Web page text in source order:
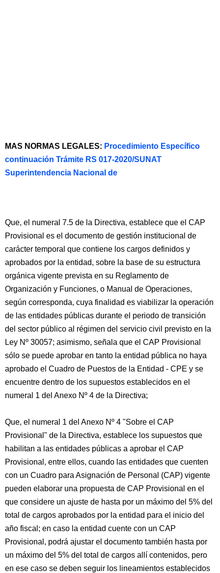
MAS NORMAS LEGALES: Procedimiento Específico
continuación Trámite RS 017-2020/SUNAT
Superintendencia Nacional de
Que, el numeral 7.5 de la Directiva, establece que el CAP
Provisional es el documento de gestión institucional de
carácter temporal que contiene los cargos definidos y
aprobados por la entidad, sobre la base de su estructura
orgánica vigente prevista en su Reglamento de
Organización y Funciones, o Manual de Operaciones,
según corresponda, cuya finalidad es viabilizar la operación
de las entidades públicas durante el periodo de transición
del sector público al régimen del servicio civil previsto en la
Ley Nº 30057; asimismo, señala que el CAP Provisional
sólo se puede aprobar en tanto la entidad pública no haya
aprobado el Cuadro de Puestos de la Entidad - CPE y se
encuentre dentro de los supuestos establecidos en el
numeral 1 del Anexo Nº 4 de la Directiva;
Que, el numeral 1 del Anexo Nº 4 "Sobre el CAP
Provisional" de la Directiva, establece los supuestos que
habilitan a las entidades públicas a aprobar el CAP
Provisional, entre ellos, cuando las entidades que cuenten
con un Cuadro para Asignación de Personal (CAP) vigente
pueden elaborar una propuesta de CAP Provisional en el
que considere un ajuste de hasta por un máximo del 5% del
total de cargos aprobados por la entidad para el inicio del
año fiscal; en caso la entidad cuente con un CAP
Provisional, podrá ajustar el documento también hasta por
un máximo del 5% del total de cargos allí contenidos, pero
en ese caso se deben seguir los lineamientos establecidos